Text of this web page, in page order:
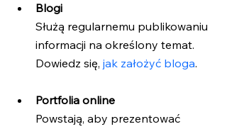
Blogi
Służą regularnemu publikowaniu
informacji na określony temat.
Dowiedz się, jak założyć bloga.
Portfolia online
Powstają, aby prezentować